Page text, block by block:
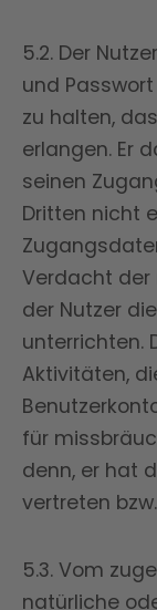
5.2. Der
und
zu halten,
erlangen. Er
seinen
Dritten nicht
Verdacht der
der Nutzer
unterrichten.
Aktivitäten,
für
denn, er hat
vertreten
5.3. Vom
natürliche